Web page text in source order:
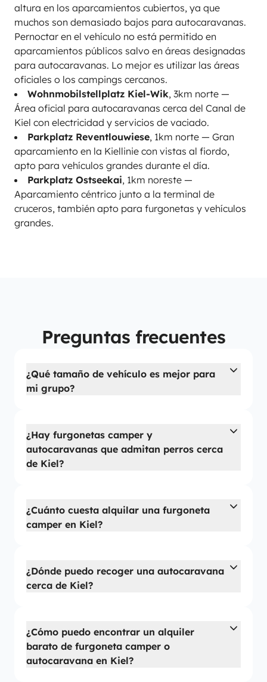
altura en los aparcamientos cubiertos, ya que
muchos son demasiado bajos para autocaravanas.
Pernoctar en el vehículo no está permitido en
aparcamientos públicos salvo en áreas designadas
para autocaravanas. Lo mejor es utilizar las áreas
oficiales o los campings cercanos.
Wohnmobilstellplatz Kiel-Wik, 3km norte —
Área oficial para autocaravanas cerca del Canal de
Kiel con electricidad y servicios de vaciado.
Parkplatz Reventlouwiese, 1km norte — Gran
aparcamiento en la Kiellinie con vistas al fiordo,
apto para vehículos grandes durante el día.
Parkplatz Ostseekai, 1km noreste —
Aparcamiento céntrico junto a la terminal de
cruceros, también apto para furgonetas y vehículos
grandes.
Preguntas frecuentes
¿Qué tamaño de vehículo es mejor para
mi grupo?
¿Hay furgonetas camper y
autocaravanas que admitan perros cerca
de Kiel?
¿Cuánto cuesta alquilar una furgoneta
camper en Kiel?
¿Dónde puedo recoger una autocaravana
cerca de Kiel?
¿Cómo puedo encontrar un alquiler
barato de furgoneta camper o
autocaravana en Kiel?